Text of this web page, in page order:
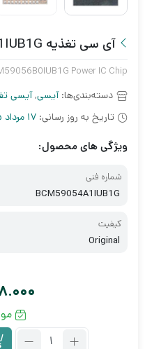
آی سی تغذیه BCM59054A1IUB1G
Power IC Chip
دسته‌بندی‌ها:آیسی,آیسی
تاریخ به روز رسانی: 17 مرداد 1405
ویژگی های محصول:
شماره فنی
BCM59054A1IUB1G
کیفیت
Original
تعداد: